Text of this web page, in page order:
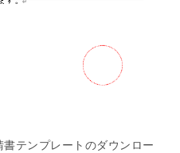
テンプレートのダウンロー